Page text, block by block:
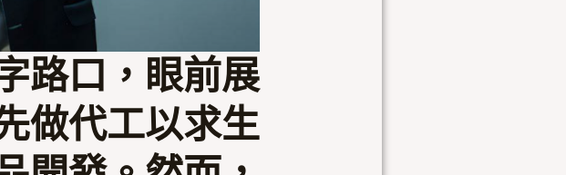
路口，眼前展
做代工以求生